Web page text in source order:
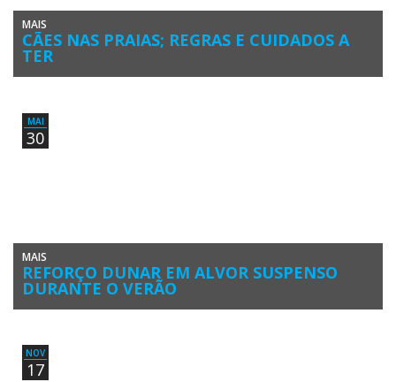
MAIS
CÃES NAS PRAIAS; REGRAS E CUIDADOS A
TER
As praias apesar de constituírem um bem do domínio público estão
MAI
30
MAIS
REFORÇO DUNAR EM ALVOR SUSPENSO
DURANTE O VERÃO
Os trabalhos que atualmente decorrem na Praia de Alvor, visando a
NOV
17